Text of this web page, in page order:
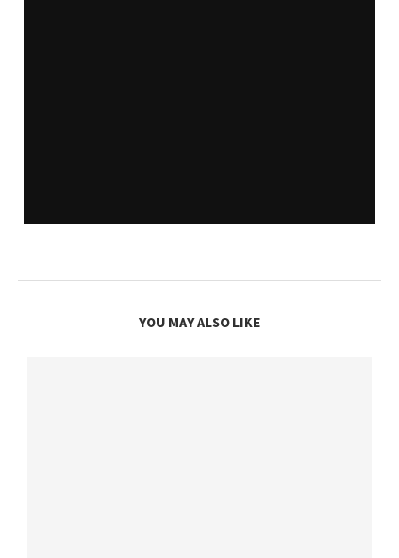
YOU MAY ALSO LIKE